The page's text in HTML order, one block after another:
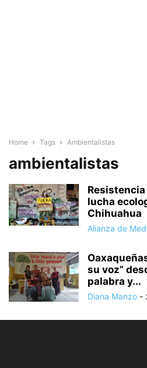
Home Tags Ambientalistas
ambientalistas
lucha
Chihuahua
Alianza de
su voz”
palabra y...
Diana Manzo -